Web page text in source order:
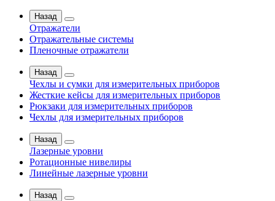
Назад
Отражатели
Отражательные системы
Пленочные отражатели
Назад
Чехлы и сумки для измерительных приборов
Жесткие кейсы для измерительных приборов
Рюкзаки для измерительных приборов
Чехлы для измерительных приборов
Назад
Лазерные уровни
Ротационные нивелиры
Линейные лазерные уровни
Назад